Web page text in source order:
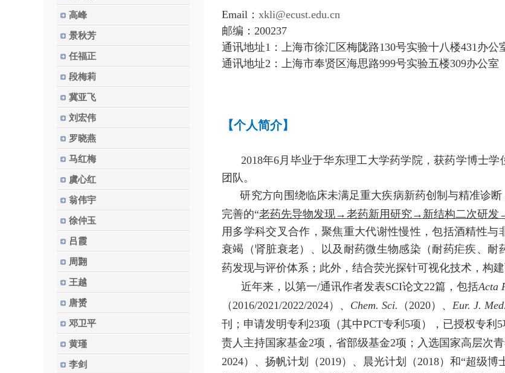
高峰
景秋芳
任福正
段梅莉
冀亚飞
刘宏伟
罗晓燕
马红梅
虞心红
翁伟宇
徐仲玉
吕霞
周翾
王越
唐赟
邓卫平
黄瑾
李剑
Email ： xkli@ecust.edu.cn
邮编 ： 200237
通讯地址1 ：上海市徐汇区梅陇路130号实验十八楼431 办公
通讯地址2 ：上海市奉贤区海思路999号实验五楼309办公室
【个人简介】
2018年6 月毕业于华东理工大学药学院，获药学博士学
团队。
研究方向围绕临床未满足重大疾病新药创制与精准诊断
完善的“老药先导物发现→ 老药新用研究 → 新结构二次研发
用多学科交叉合作，聚焦重大代谢性慢性，包括酒精性
衰竭（肾脏衰老）、以及耐药微生物感染（耐药疟疾、耐
药发现与评价体系；此外，结合荧光探针可视化技术，构
近年来，以第一/通讯作者发表SCI论文22篇，包括Acta
（ 2016/2021/2022/2024）、 Chem. Sci. （ 2020）、 Eur. J.
刊；申请发明专利 23项（其中PCT专利5项），已授权专利 5
责人主持国家基金2项，省部级基金2项；入选国家高层次
2024）、扬帆计划（ 2019）、晨光计划（ 2018）和“超级博